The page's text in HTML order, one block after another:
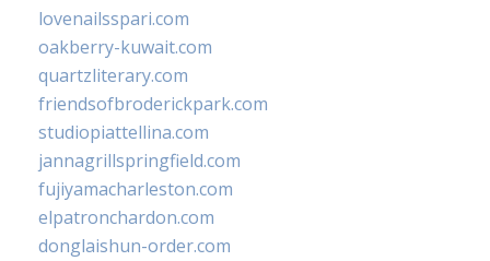
lovenailsspari.com
oakberry-kuwait.com
quartzliterary.com
friendsofbroderickpark.com
studiopiattellina.com
jannagrillspringfield.com
fujiyamacharleston.com
elpatronchardon.com
donglaishun-order.com